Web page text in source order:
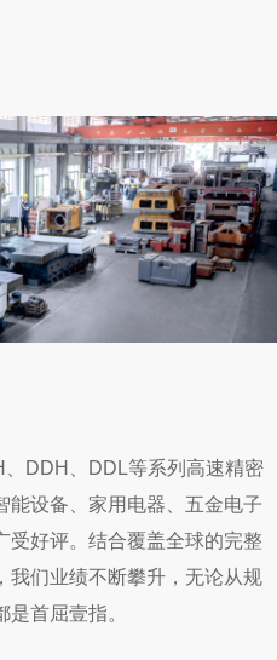
DDH、DDL等系列高速精密
能设备、家用电器、五金电子
受好评。结合覆盖全球的完整
我们业绩不断攀升，无论从规
首屈壹指。